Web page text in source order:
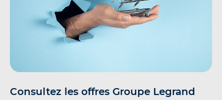
Consultez les offres Groupe Legrand